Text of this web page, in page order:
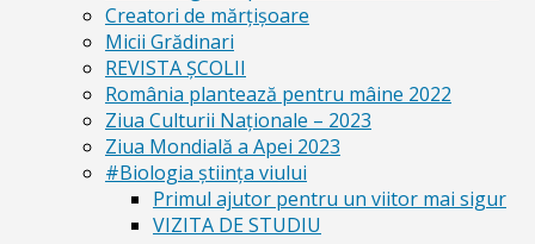
Creatori de mărțișoare
Micii Grădinari
REVISTA ŞCOLII
România plantează pentru mâine 2022
Ziua Culturii Naționale – 2023
Ziua Mondială a Apei 2023
#Biologia știința viului
Primul ajutor pentru un viitor mai sigur
VIZITA DE STUDIU